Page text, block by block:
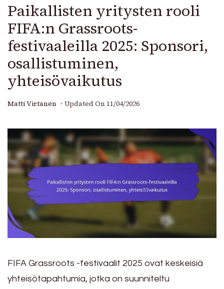
Paikallisten yritysten rooli
FIFA:n Grassroots-
festivaaleilla 2025: Sponsori,
osallistuminen,
yhteisövaikutus
Matti Virtanen Updated On 11/04/2026
FIFA Grassroots -festivaalit 2025 ovat keskeisiä
yhteisötapahtumia, jotka on suunniteltu